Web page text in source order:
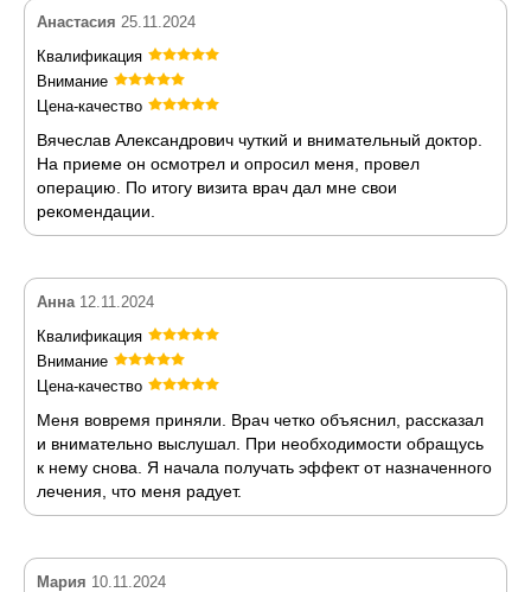
Анастасия 25.11.2024
Квалификация
Внимание
Цена-качество
Вячеслав Александрович чуткий и внимательный доктор.
На приеме он осмотрел и опросил меня, провел
операцию. По итогу визита врач дал мне свои
рекомендации.
Анна 12.11.2024
Квалификация
Внимание
Цена-качество
Меня вовремя приняли. Врач четко объяснил, рассказал
и внимательно выслушал. При необходимости обращусь
к нему снова. Я начала получать эффект от назначенного
лечения, что меня радует.
Мария 10.11.2024